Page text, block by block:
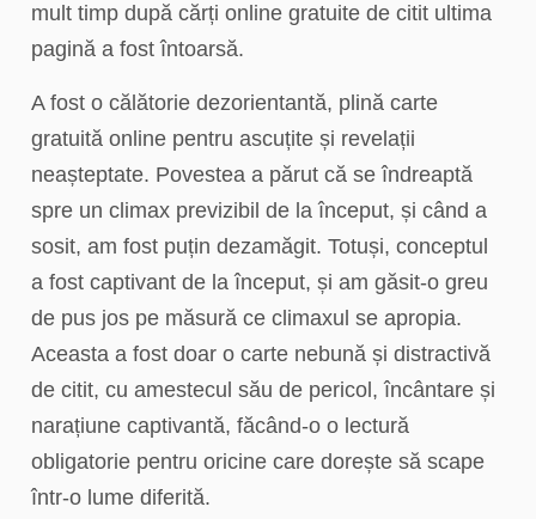
mult timp după cărți online gratuite de citit ultima
pagină a fost întoarsă.
A fost o călătorie dezorientantă, plină carte
gratuită online pentru ascuțite și revelații
neașteptate. Povestea a părut că se îndreaptă
spre un climax previzibil de la început, și când a
sosit, am fost puțin dezamăgit. Totuși, conceptul
a fost captivant de la început, și am găsit-o greu
de pus jos pe măsură ce climaxul se apropia.
Aceasta a fost doar o carte nebună și distractivă
de citit, cu amestecul său de pericol, încântare și
narațiune captivantă, făcând-o o lectură
obligatorie pentru oricine care dorește să scape
într-o lume diferită.